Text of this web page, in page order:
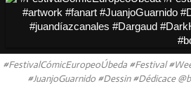
#FestivalCómicEuropeoÚbeda #Festival
#JuanjoGuarnido #Dessin #Dédicace